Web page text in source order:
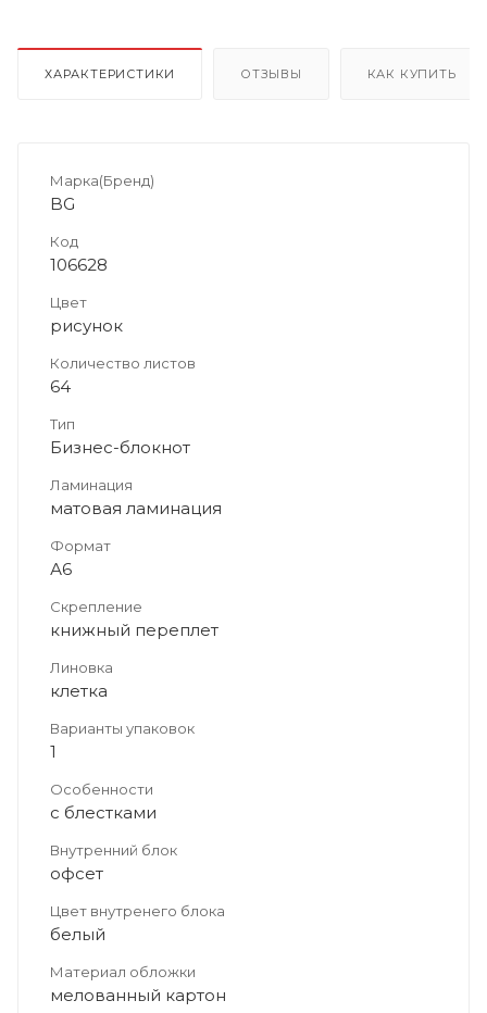
ХАРАКТЕРИСТИКИ ОТЗЫВЫ КАК КУПИТЬ
Марка(Бренд)
BG
Код
106628
Цвет
рисунок
Количество листов
64
Тип
Бизнес-блокнот
Ламинация
матовая ламинация
Формат
А6
Скрепление
книжный переплет
Линовка
клетка
Варианты упаковок
1
Особенности
с блестками
Внутренний блок
офсет
Цвет внутренего блока
белый
Материал обложки
мелованный картон